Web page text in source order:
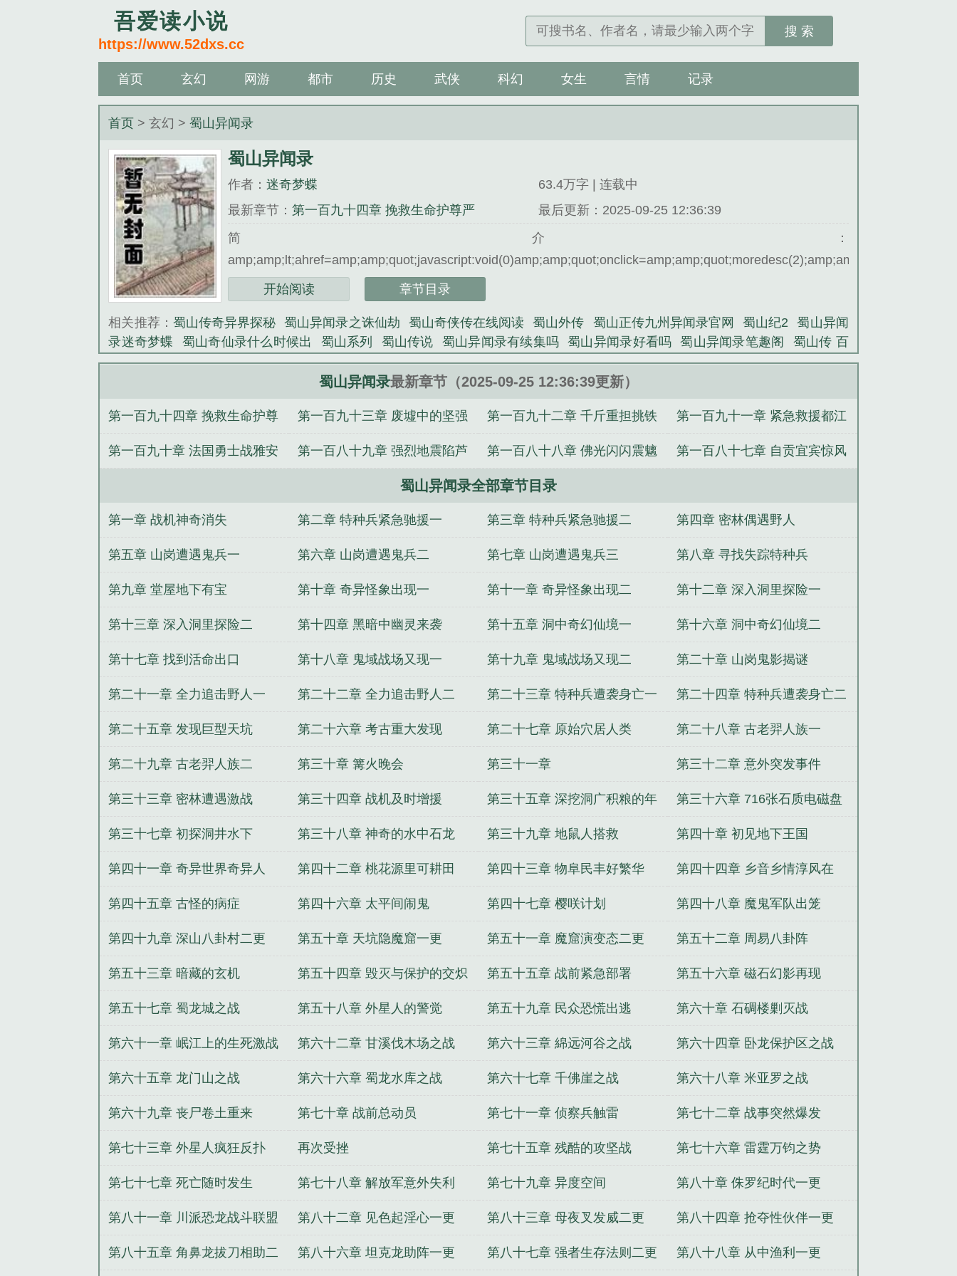
吾爱读小说
https://www.52dxs.cc
搜 索
首页 玄幻 网游 都市 历史 武侠 科幻 女生 言情 记录
首页 > 玄幻 >蜀山异闻录
蜀山异闻录
作者：迷奇梦蝶
63.4万字 | 连载中
最新章节：第一百九十四章 挽救生命护尊严
最后更新：2025-09-25 12:36:39
简介：
《蜀山异闻录》是迷奇梦蝶精心创作的玄幻类小说。
开始阅读 章节目录
相关推荐： 蜀山传奇异界探秘 蜀山异闻录之诛仙劫 蜀山奇侠传在线阅读 蜀山外传 蜀山正传九州异闻录官网 蜀山纪2
蜀山异闻
录迷奇梦蝶
蜀山奇仙录什么时候出 蜀山系列 蜀山传说 蜀山异闻录有续集吗 蜀山异闻录好看吗 蜀山异闻录笔趣阁
蜀山传 百
度百科 望古神话之蜀山异闻录 蜀山奇仙录乌鱼动漫 蜀山异闻录TXT 蜀山传奇百度百科 蜀山异闻录百度百科 蜀山异闻录txt 蜀
蜀山异闻录动漫在线播放 蜀山 蜀山异闻录女主 蜀山异闻录诛仙结最新章节更新时间
传番外篇 蜀山异闻录一望古神话 蜀山纪传
蜀山异闻录最新章节（2025-09-25 12:36:39更新）
第一百九十四章 挽救生命护尊
严
第一百九十三章 废墟中的坚强 第一百九十二章 千斤重担挑铁
肩
第一百九十一章 紧急救援都江
堰
第一百九十章 法国勇士战雅安 第一百八十九章 强烈地震陷芦 第一百八十八章 佛光闪闪震魑
魅
第一百八十七章 自贡宜宾惊风
蜀山异闻录全部章节目录
第一章 战机神奇消失 第二章 特种兵紧急驰援一 第三章 特种兵紧急驰援二 第四章 密林偶遇野人
第五章 山岗遭遇鬼兵一 第六章 山岗遭遇鬼兵二 第七章 山岗遭遇鬼兵三 第八章 寻找失踪特种兵
第九章 堂屋地下有宝 第十章 奇异怪象出现一 第十一章 奇异怪象出现二 第十二章 深入洞里探险一
第十三章 深入洞里探险二 第十四章 黑暗中幽灵来袭 第十五章 洞中奇幻仙境一 第十六章 洞中奇幻仙境二
第十七章 找到活命出口 第十八章 鬼域战场又现一 第十九章 鬼域战场又现二 第二十章 山岗鬼影揭谜
第二十一章 全力追击野人一 第二十二章 全力追击野人二 第二十三章 特种兵遭袭身亡一 第二十四章 特种兵遭袭身亡二
第二十五章 发现巨型天坑 第二十六章 考古重大发现 第二十七章 原始穴居人类 第二十八章 古老羿人族一
第二十九章 古老羿人族二 第三十章 篝火晚会 第三十一章 第三十二章 意外突发事件
第三十三章 密林遭遇激战 第三十四章 战机及时增援 第三十五章 深挖洞广积粮的年
代
第三十六章 716张石质电磁盘
第三十七章 初探洞井水下 第三十八章 神奇的水中石龙 第三十九章 地鼠人搭救 第四十章 初见地下王国
第四十一章 奇异世界奇异人 第四十二章 桃花源里可耕田 第四十三章 物阜民丰好繁华 第四十四章 乡音乡情淳风在
第四十五章 古怪的病症 第四十六章 太平间闹鬼 第四十七章 樱咲计划 第四十八章 魔鬼军队出笼
第四十九章 深山八卦村二更 第五十章 天坑隐魔窟一更 第五十一章 魔窟演变态二更 第五十二章 周易八卦阵
第五十三章 暗藏的玄机 第五十四章 毁灭与保护的交炽 第五十五章 战前紧急部署 第五十六章 磁石幻影再现
第五十七章 蜀龙城之战 第五十八章 外星人的警觉 第五十九章 民众恐慌出逃 第六十章 石碉楼剿灭战
第六十一章 岷江上的生死激战 第六十二章 甘溪伐木场之战 第六十三章 綿远河谷之战 第六十四章 卧龙保护区之战
第六十五章 龙门山之战 第六十六章 蜀龙水库之战 第六十七章 千佛崖之战 第六十八章 米亚罗之战
第六十九章 丧尸卷土重来 第七十章 战前总动员 第七十一章 侦察兵触雷 第七十二章 战事突然爆发
第七十三章 外星人疯狂反扑 再次受挫 第七十五章 残酷的攻坚战 第七十六章 雷霆万钧之势
第七十七章 死亡随时发生 第七十八章 解放军意外失利 第七十九章 异度空间 第八十章 侏罗纪时代一更
第八十一章 川派恐龙战斗联盟
二更
第八十二章 见色起淫心一更 第八十三章 母夜叉发威二更 第八十四章 抢夺性伙伴一更
第八十五章 角鼻龙拔刀相助二 第八十六章 坦克龙助阵一更 第八十七章 强者生存法则二更 第八十八章 从中渔利一更